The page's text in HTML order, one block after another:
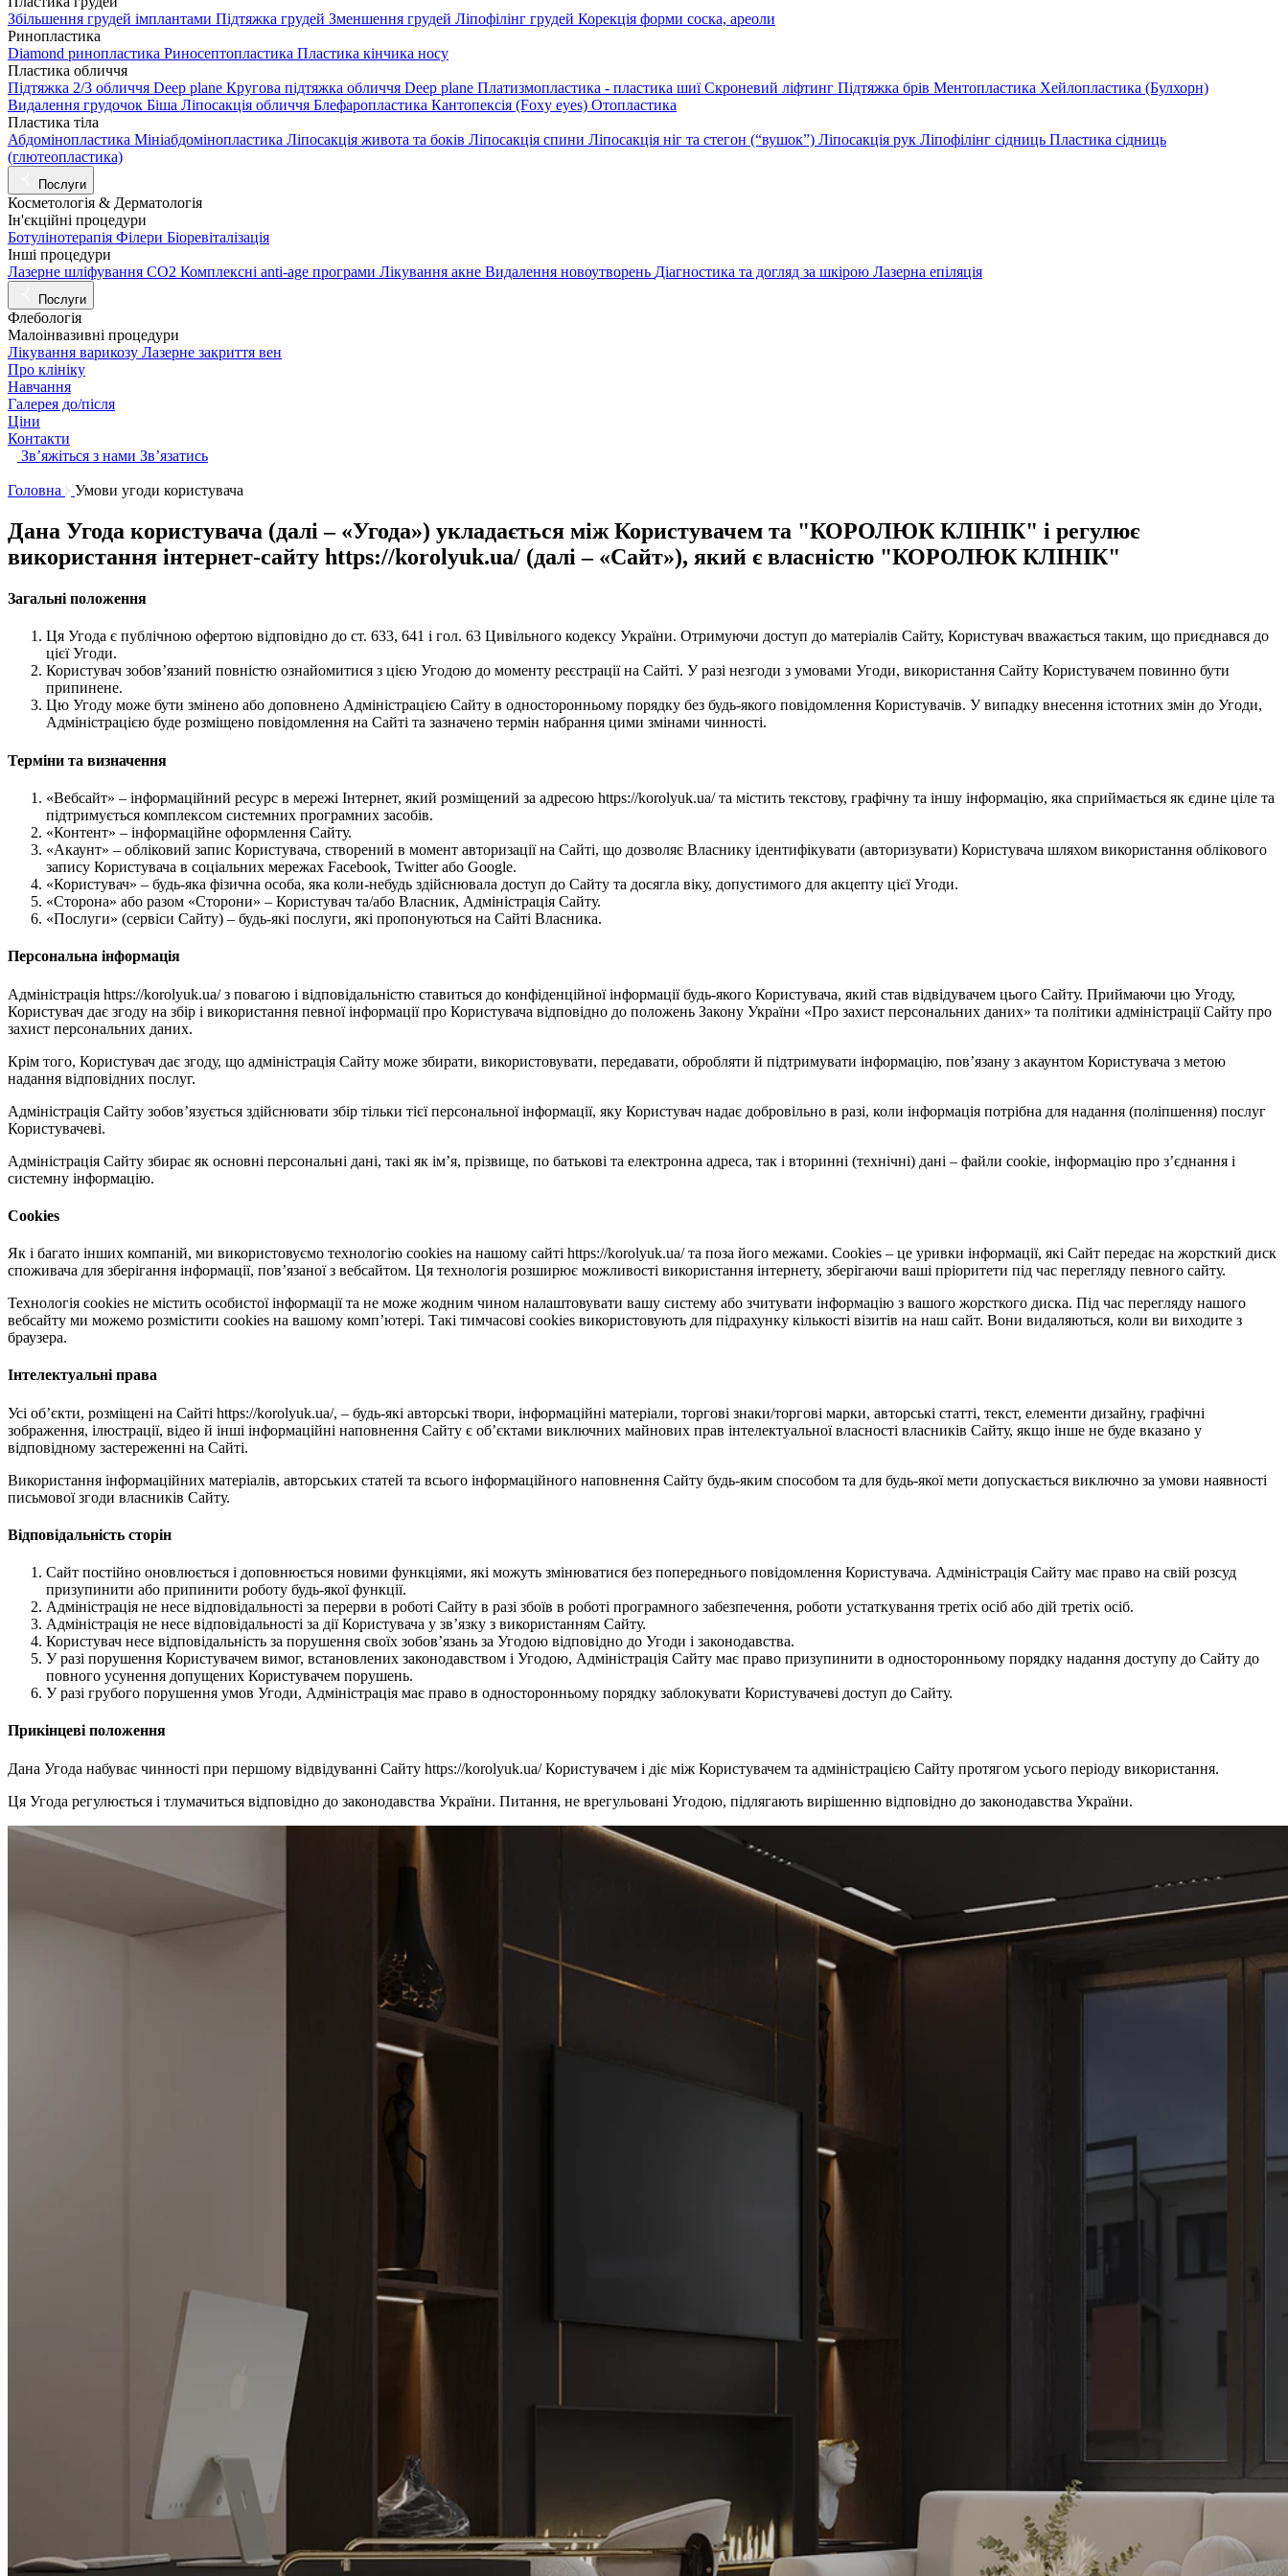
Збільшення грудей імплантами Підтяжка грудей Зменшення грудей Ліпофілінг грудей Корекція форми соска, ареоли
Ринопластика
Diamond ринопластика Риносептопластика Пластика кінчика носу
Пластика обличчя
Підтяжка 2/3 обличчя Deep plane Кругова підтяжка обличчя Deep plane Платизмопластика - пластика шиї Скроневий ліфтинг Підтяжка брів Ментопластика Хейлопластика (Булхорн)
Видалення грудочок Біша Ліпосакція обличчя Блефаропластика Кантопексія (Foxy eyes) Отопластика
Пластика тіла
Абдомінопластика Мініабдомінопластика Ліпосакція живота та боків Ліпосакція спини Ліпосакція ніг та стегон (“вушок”) Ліпосакція рук Ліпофілінг сідниць Пластика сідниць
(глютеопластика)
Послуги
Косметологія & Дерматологія
Ін'єкційні процедури
Ботулінотерапія Філери Біоревіталізація
Інші процедури
Лазерне шліфування СО2 Комплексні anti-age програми Лікування акне Видалення новоутворень Діагностика та догляд за шкірою Лазерна епіляція
Послуги
Флебологія
Малоінвазивні процедури
Лікування варикозу Лазерне закриття вен
Про клініку
Навчання
Галерея до/після
Ціни
Контакти
Звʼяжіться з нами Звʼязатись
Головна Умови угоди користувача
Дана Угода користувача (далі – «Угода») укладається між Користувачем та "КОРОЛЮК КЛІНІК" і регулює
використання інтернет-сайту https://korolyuk.ua/ (далі – «Сайт»), який є власністю "КОРОЛЮК КЛІНІК"
Загальні положення
Ця Угода є публічною офертою відповідно до ст. 633, 641 і гол. 63 Цивільного кодексу України. Отримуючи доступ до матеріалів Сайту, Користувач вважається таким, що приєднався до
цієї Угоди.
Користувач зобов’язаний повністю ознайомитися з цією Угодою до моменту реєстрації на Сайті. У разі незгоди з умовами Угоди, використання Сайту Користувачем повинно бути
припинене.
Цю Угоду може бути змінено або доповнено Адміністрацією Сайту в односторонньому порядку без будь-якого повідомлення Користувачів. У випадку внесення істотних змін до Угоди,
Адміністрацією буде розміщено повідомлення на Сайті та зазначено термін набрання цими змінами чинності.
Терміни та визначення
«Вебсайт» – інформаційний ресурс в мережі Інтернет, який розміщений за адресою https://korolyuk.ua/ та містить текстову, графічну та іншу інформацію, яка сприймається як єдине ціле та
підтримується комплексом системних програмних засобів.
«Контент» – інформаційне оформлення Сайту.
«Акаунт» – обліковий запис Користувача, створений в момент авторизації на Сайті, що дозволяє Власнику ідентифікувати (авторизувати) Користувача шляхом використання облікового
запису Користувача в соціальних мережах Facebook, Twitter або Google.
«Користувач» – будь-яка фізична особа, яка коли-небудь здійснювала доступ до Сайту та досягла віку, допустимого для акцепту цієї Угоди.
«Сторона» або разом «Сторони» – Користувач та/або Власник, Адміністрація Сайту.
«Послуги» (сервіси Сайту) – будь-які послуги, які пропонуються на Сайті Власника.
Персональна інформація
Адміністрація https://korolyuk.ua/ з повагою і відповідальністю ставиться до конфіденційної інформації будь-якого Користувача, який став відвідувачем цього Сайту. Приймаючи цю Угоду,
Користувач дає згоду на збір і використання певної інформації про Користувача відповідно до положень Закону України «Про захист персональних даних» та політики адміністрації Сайту про
захист персональних даних.
Крім того, Користувач дає згоду, що адміністрація Сайту може збирати, використовувати, передавати, обробляти й підтримувати інформацію, пов’язану з акаунтом Користувача з метою
надання відповідних послуг.
Адміністрація Сайту зобов’язується здійснювати збір тільки тієї персональної інформації, яку Користувач надає добровільно в разі, коли інформація потрібна для надання (поліпшення) послуг
Користувачеві.
Адміністрація Сайту збирає як основні персональні дані, такі як ім’я, прізвище, по батькові та електронна адреса, так і вторинні (технічні) дані – файли cookie, інформацію про з’єднання і
системну інформацію.
Cookies
Як і багато інших компаній, ми використовуємо технологію cookies на нашому сайті https://korolyuk.ua/ та поза його межами. Cookies – це уривки інформації, які Сайт передає на жорсткий диск
споживача для зберігання інформації, пов’язаної з вебсайтом. Ця технологія розширює можливості використання інтернету, зберігаючи ваші пріоритети під час перегляду певного сайту.
Технологія cookies не містить особистої інформації та не може жодним чином налаштовувати вашу систему або зчитувати інформацію з вашого жорсткого диска. Під час перегляду нашого
вебсайту ми можемо розмістити cookies на вашому комп’ютері. Такі тимчасові cookies використовують для підрахунку кількості візитів на наш сайт. Вони видаляються, коли ви виходите з
браузера.
Інтелектуальні права
Усі об’єкти, розміщені на Сайті https://korolyuk.ua/, – будь-які авторські твори, інформаційні матеріали, торгові знаки/торгові марки, авторські статті, текст, елементи дизайну, графічні
зображення, ілюстрації, відео й інші інформаційні наповнення Сайту є об’єктами виключних майнових прав інтелектуальної власності власників Сайту, якщо інше не буде вказано у
відповідному застереженні на Сайті.
Використання інформаційних матеріалів, авторських статей та всього інформаційного наповнення Сайту будь-яким способом та для будь-якої мети допускається виключно за умови наявності
письмової згоди власників Сайту.
Відповідальність сторін
Сайт постійно оновлюється і доповнюється новими функціями, які можуть змінюватися без попереднього повідомлення Користувача. Адміністрація Сайту має право на свій розсуд
призупинити або припинити роботу будь-якої функції.
Адміністрація не несе відповідальності за перерви в роботі Сайту в разі збоїв в роботі програмного забезпечення, роботи устаткування третіх осіб або дій третіх осіб.
Адміністрація не несе відповідальності за дії Користувача у зв’язку з використанням Сайту.
Користувач несе відповідальність за порушення своїх зобов’язань за Угодою відповідно до Угоди і законодавства.
У разі порушення Користувачем вимог, встановлених законодавством і Угодою, Адміністрація Сайту має право призупинити в односторонньому порядку надання доступу до Сайту до
повного усунення допущених Користувачем порушень.
У разі грубого порушення умов Угоди, Адміністрація має право в односторонньому порядку заблокувати Користувачеві доступ до Сайту.
Прикінцеві положення
Дана Угода набуває чинності при першому відвідуванні Сайту https://korolyuk.ua/ Користувачем і діє між Користувачем та адміністрацією Сайту протягом усього періоду використання.
Ця Угода регулюється і тлумачиться відповідно до законодавства України. Питання, не врегульовані Угодою, підлягають вирішенню відповідно до законодавства України.